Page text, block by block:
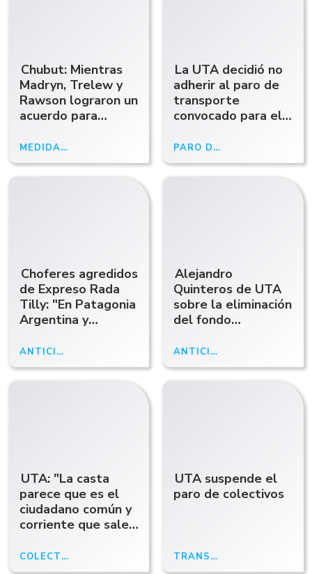
Chubut: Mientras
Madryn, Trelew y
Rawson lograron un
acuerdo para
servicio de
transporte, en
Comodoro este
MEDIDA DE FUERZA
La UTA decidió no
adherir al paro de
transporte
convocado para el
PARO DE TRANSPORTE
Choferes agredidos
de Expreso Rada
Tilly: "En Patagonia
Argentina y
exactamente lo
mismo"
ANTICIPO ABCRADIO
Alejandro
Quinteros de UTA
sobre la eliminación
del fondo
afecta a todos"
ANTICIPO ABCRADIO
UTA: "La casta
parece que es el
ciudadano común y
corriente que sale
COLECTIVOS
UTA suspende el
paro de colectivos
TRANSPORTE